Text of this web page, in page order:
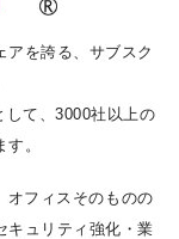
アを誇る、サブスク
して、3000社以上の
。
オフィスそのものの
キュリティ強化・業